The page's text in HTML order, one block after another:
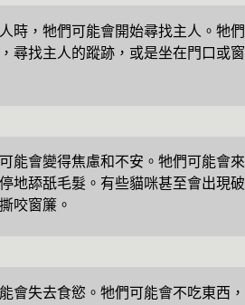
時，牠們可能會開始尋找主人。牠們
尋找主人的蹤跡，或是坐在門口或窗
能會變得焦慮和不安。牠們可能會來
地舔舐毛髮。有些貓咪甚至會出現破
咬窗簾。
會失去食慾。牠們可能會不吃東西，